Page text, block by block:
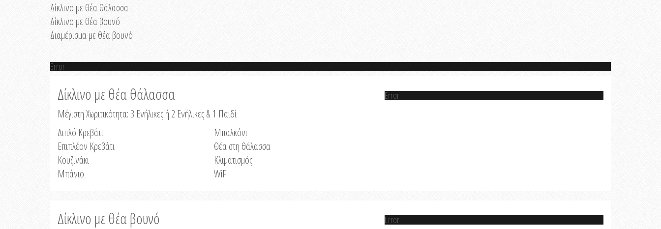
Δίκλινο με θέα θάλασσα
Δίκλινο με θέα βουνό
Διαμέρισμα με θέα βουνό
Error
Δίκλινο με θέα θάλασσα
Μέγιστη Χωριτικότητα: 3 Ενήλικες ή 2 Ενήλικες & 1 Παιδί
Διπλό Κρεβάτι
Επιπλέον Κρεβάτι
Κουζινάκι
Μπάνιο
Μπαλκόνι
Θέα στη θάλασσα
Κλιματισμός
WiFi
Error
Δίκλινο με θέα βουνό Error